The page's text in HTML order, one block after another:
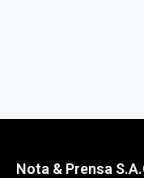
Nota & Prensa